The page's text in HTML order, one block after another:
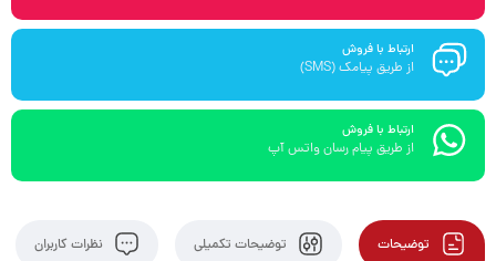
ارتباط با فروش
از طریق پیامک (SMS)
ارتباط با فروش
از طریق پیام رسان واتس آپ
توضیحات توضیحات تکمیلی نظرات کاربران